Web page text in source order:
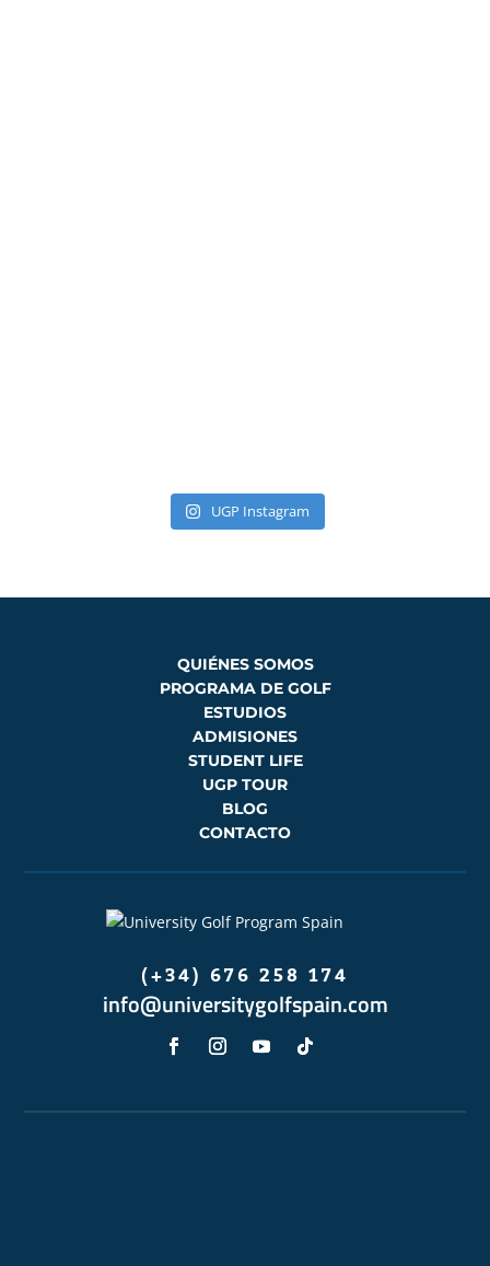
UGP Instagram
QUIÉNES SOMOS
PROGRAMA DE GOLF
ESTUDIOS
ADMISIONES
STUDENT LIFE
UGP TOUR
BLOG
CONTACTO
(+34) 676 258 174
info@universitygolfspain.com